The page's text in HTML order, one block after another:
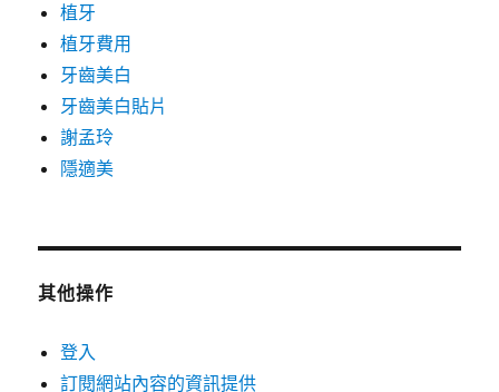
植牙
植牙費用
牙齒美白
牙齒美白貼片
謝孟玲
隱適美
其他操作
登入
訂閱網站內容的資訊提供